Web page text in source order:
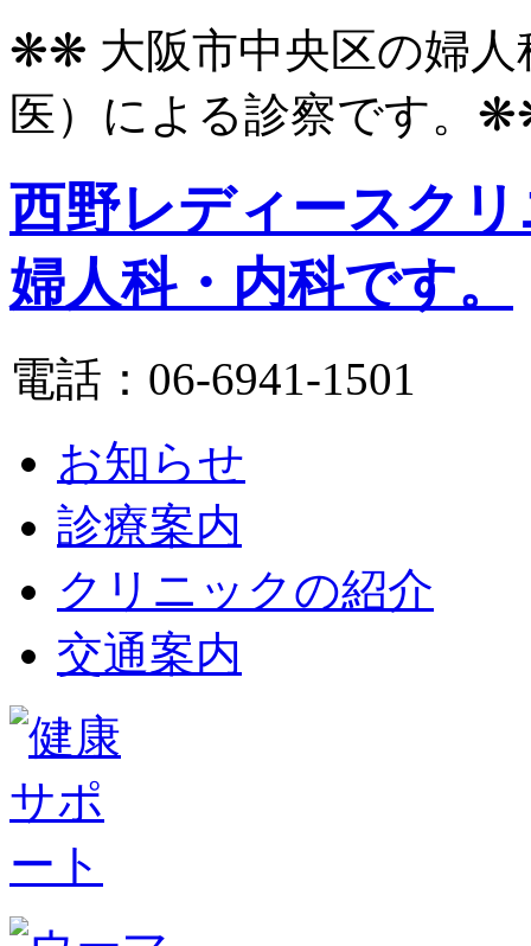
❋❋ 大阪市中央区の婦
医）による診察です。
西野レディースク
婦人科・内科です。
電話：06-6941-1501
お知らせ
診療案内
クリニックの紹介
交通案内